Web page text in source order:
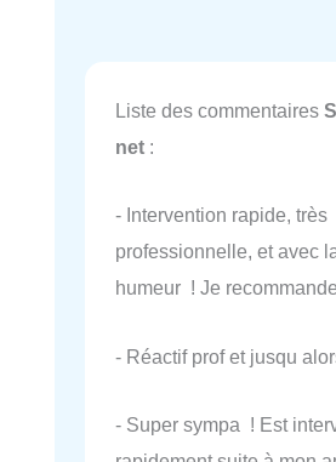
Liste des commentaires
net :
- Intervention rapide, très
professionnelle, et avec
humeur ! Je
- Réactif prof et jusqu
- Super sympa ! Est